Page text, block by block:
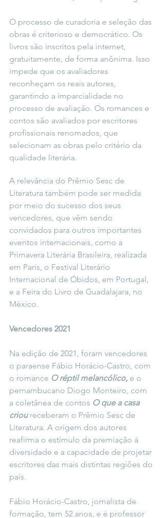
O processo de curadoria e seleção das
obras é criterioso e democrático. Os
livros são inscritos pela internet,
gratuitamente, de forma anônima. Isso
impede que os avaliadores
reconheçam os reais autores,
garantindo a imparcialidade no
processo de avaliação. Os romances e
contos são avaliados por escritores
profissionais renomados, que
selecionam as obras pelo critério da
qualidade literária.
A relevância do Prêmio Sesc de
Literatura também pode ser medida
por meio do sucesso dos seus
vencedores, que vêm sendo
convidados para outros importantes
eventos internacionais, como a
Primavera Literária Brasileira, realizada
em Paris, o Festival Literário
Internacional de Óbidos, em Portugal,
e a Feira do Livro de Guadalajara, no
México.
Vencedores 2021
Na edição de 2021, foram vencedores
o paraense Fábio Horácio-Castro, com
o romance O réptil melancólico, e o
pernambucano Diogo Monteiro, com
a coletânea de contos O que a casa
criou receberam o Prêmio Sesc de
Literatura. A origem dos autores
reafirma o estímulo da premiação à
diversidade e a capacidade de projetar
escritores das mais distintas regiões do
país.
Fábio Horácio-Castro, jornalista de
formação, tem 52 anos, e é professor